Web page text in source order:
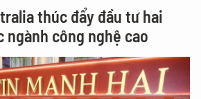
thúc đẩy đầu tư hai
ngành công nghệ cao